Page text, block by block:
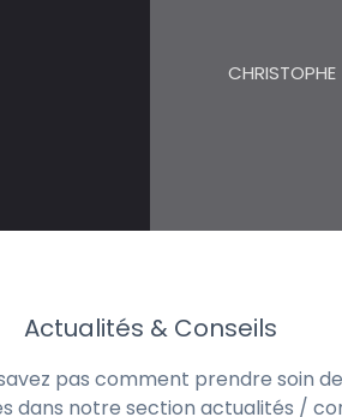
CHRISTOPHE
Actualités & Conseils
pas comment prendre soin
dans notre section actualités /